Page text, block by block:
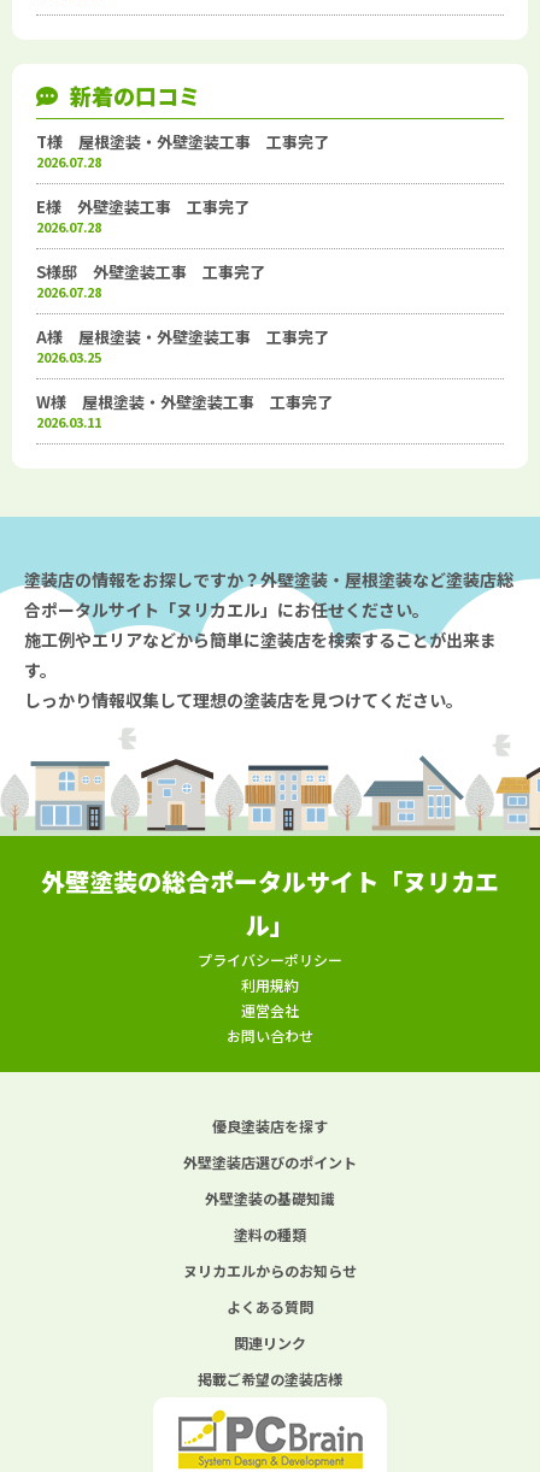
新着の口コミ
T様 屋根塗装・外壁塗装工事 工事完了
2026.07.28
E様 外壁塗装工事 工事完了
2026.07.28
S様邸 外壁塗装工事 工事完了
2026.07.28
A様 屋根塗装・外壁塗装工事 工事完了
2026.03.25
W様 屋根塗装・外壁塗装工事 工事完了
2026.03.11
塗装店の情報をお探しですか？外壁塗装・屋根塗装など塗装店総
合ポータルサイト「ヌリカエル」にお任せください。
施工例やエリアなどから簡単に塗装店を検索することが出来ま
す。
しっかり情報収集して理想の塗装店を見つけてください。
外壁塗装の総合ポータルサイト「ヌリカエ
ル」
プライバシーポリシー
利用規約
運営会社
お問い合わせ
優良塗装店を探す
外壁塗装店選びのポイント
外壁塗装の基礎知識
塗料の種類
ヌリカエルからのお知らせ
よくある質問
関連リンク
掲載ご希望の塗装店様